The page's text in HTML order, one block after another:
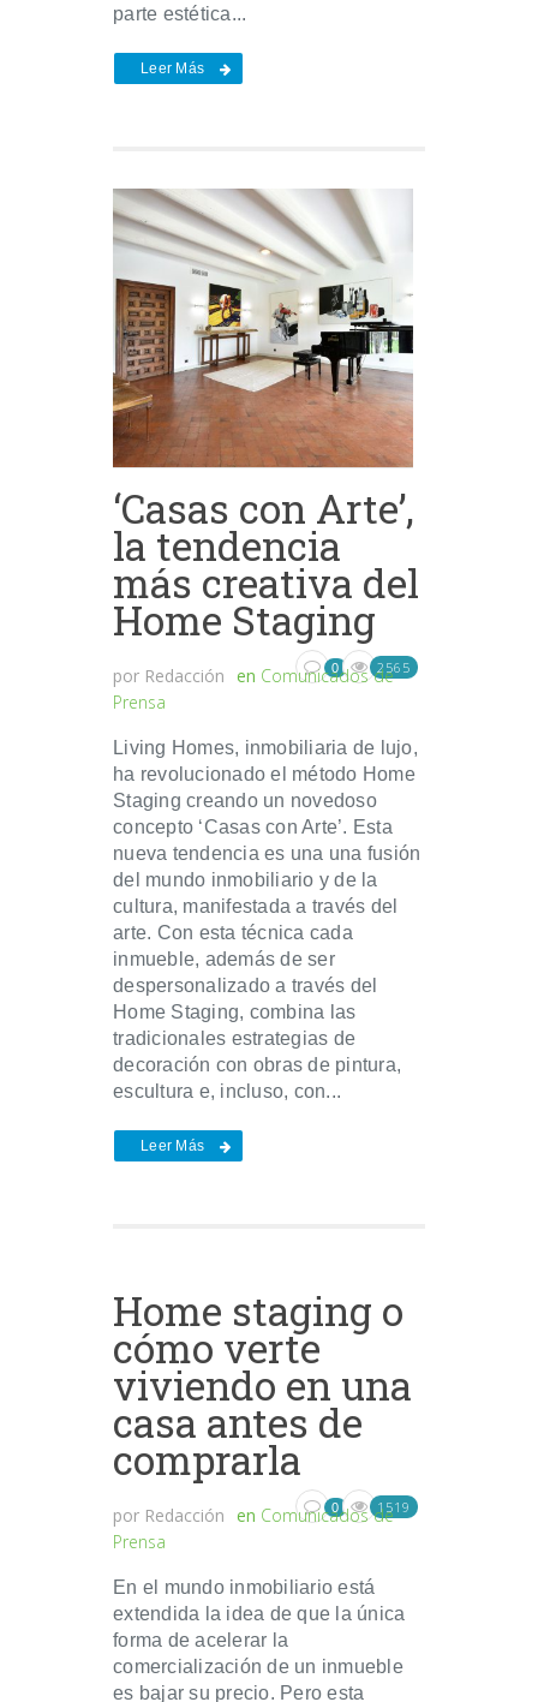
parte estética...
Leer Más
‘Casas con Arte’,
la tendencia
más creativa del
Home Staging
por Redacción en Comunicados de
Prensa
0 2565
Living Homes, inmobiliaria de lujo,
ha revolucionado el método Home
Staging creando un novedoso
concepto ‘Casas con Arte’. Esta
nueva tendencia es una una fusión
del mundo inmobiliario y de la
cultura, manifestada a través del
arte. Con esta técnica cada
inmueble, además de ser
despersonalizado a través del
Home Staging, combina las
tradicionales estrategias de
decoración con obras de pintura,
escultura e, incluso, con...
Leer Más
Home staging o
cómo verte
viviendo en una
casa antes de
comprarla
por Redacción en Comunicados de
Prensa
0 1519
En el mundo inmobiliario está
extendida la idea de que la única
forma de acelerar la
comercialización de un inmueble
es bajar su precio. Pero esta